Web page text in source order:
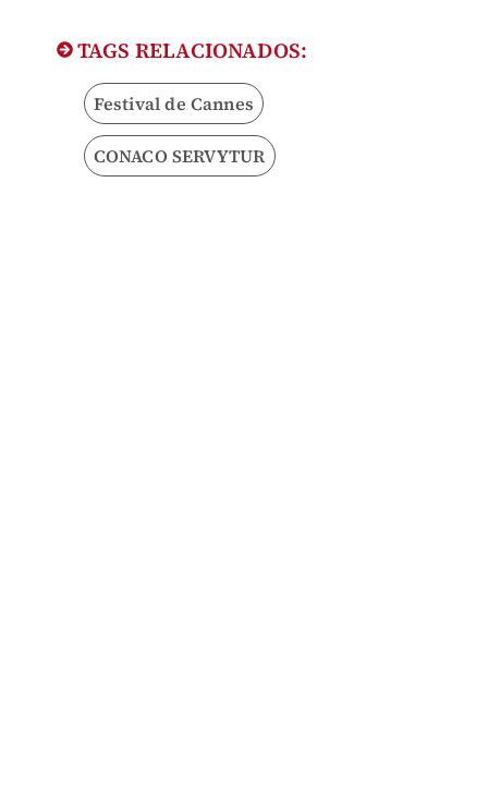
TAGS RELACIONADOS:
Festival de Cannes
CONACO SERVYTUR